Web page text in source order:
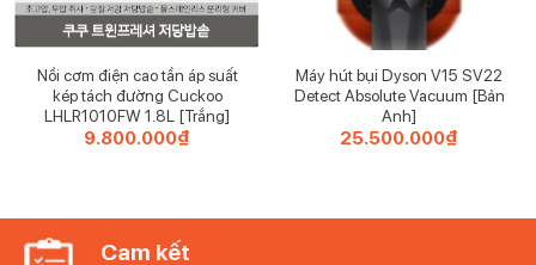
————————-
Nồi cơm điện cao tần áp suất
kép tách đường Cuckoo
LHLR1010FW 1.8L [Trắng]
9.800.000₫
Máy hút bụi Dyson V15 SV22
Detect Absolute Vacuum [Bản
Anh]
25.500.000₫
Cam kết